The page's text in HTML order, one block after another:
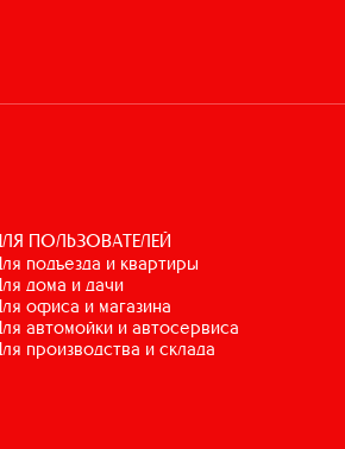
ПОЛЬЗОВАТЕЛЕЙ
для подъезда и квартиры
для дома и дачи
для офиса и магазина
для автомойки и автосервиса
для производства и склада